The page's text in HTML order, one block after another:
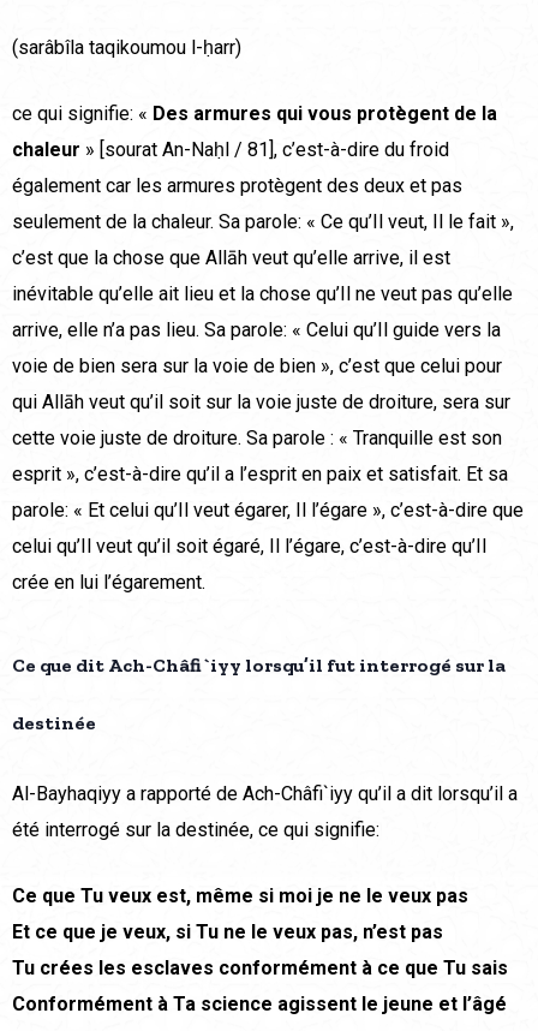
(sarâbîla taqikoumou l-ḥarr)
ce qui signifie: « Des armures qui vous protègent de la
chaleur » [sourat An-Naḥl / 81], c’est-à-dire du froid
également car les armures protègent des deux et pas
seulement de la chaleur. Sa parole: « Ce qu’Il veut, Il le fait »,
c’est que la chose que Allāh veut qu’elle arrive, il est
inévitable qu’elle ait lieu et la chose qu’Il ne veut pas qu’elle
arrive, elle n’a pas lieu. Sa parole: « Celui qu’Il guide vers la
voie de bien sera sur la voie de bien », c’est que celui pour
qui Allāh veut qu’il soit sur la voie juste de droiture, sera sur
cette voie juste de droiture. Sa parole : « Tranquille est son
esprit », c’est-à-dire qu’il a l’esprit en paix et satisfait. Et sa
parole: « Et celui qu’Il veut égarer, Il l’égare », c’est-à-dire que
celui qu’Il veut qu’il soit égaré, Il l’égare, c’est-à-dire qu’Il
crée en lui l’égarement.
Ce que dit Ach-Châfi`iyy lorsqu’il fut interrogé sur la
destinée
Al-Bayhaqiyy a rapporté de Ach-Châfi`iyy qu’il a dit lorsqu’il a
été interrogé sur la destinée, ce qui signifie:
Ce que Tu veux est, même si moi je ne le veux pas
Et ce que je veux, si Tu ne le veux pas, n’est pas
Tu crées les esclaves conformément à ce que Tu sais
Conformément à Ta science agissent le jeune et l’âgé